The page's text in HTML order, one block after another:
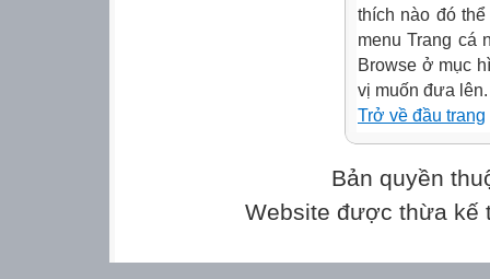
thích nào đó
menu Trang cá
Browse ở mục
vị muốn đưa lên.
Trở về đầu trang
Bản quyền
Website được thừa